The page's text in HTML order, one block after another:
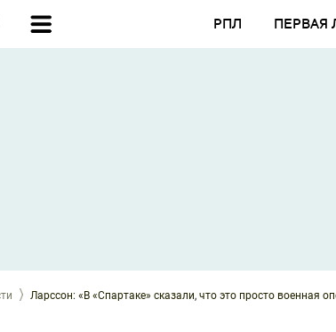
РПЛ ПЕРВАЯ
Ларссон: «В «Спартаке» сказали, что это просто военная